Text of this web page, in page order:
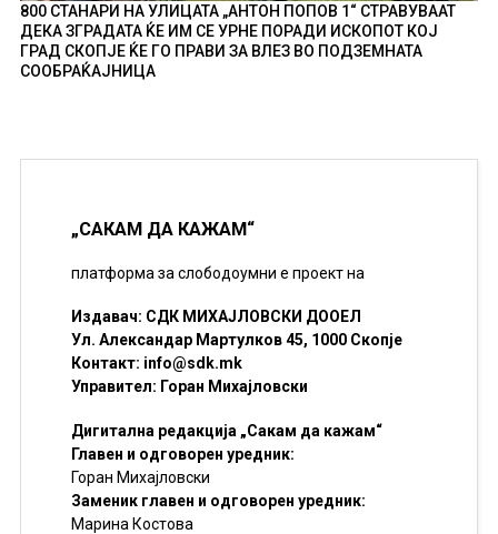
800 СТАНАРИ НА УЛИЦАТА „АНТОН ПОПОВ 1“ СТРАВУВААТ
ДЕКА ЗГРАДАТА ЌЕ ИМ СЕ УРНЕ ПОРАДИ ИСКОПОТ КОЈ
ГРАД СКОПЈЕ ЌЕ ГО ПРАВИ ЗА ВЛЕЗ ВО ПОДЗЕМНАТА
СООБРАЌАЈНИЦА
„САКАМ ДА КАЖАМ“
платформа за слободоумни е проект на
Издавач: СДК МИХАЈЛОВСКИ ДООЕЛ
Ул. Александар Мартулков 45, 1000 Скопје
Контакт: info@sdk.mk
Управител: Горан Михајловски
Дигитална редакција „Сакам да кажам“
Главен и одговорен уредник:
Горан Михајловски
Заменик главен и одговорен уредник:
Марина Костова